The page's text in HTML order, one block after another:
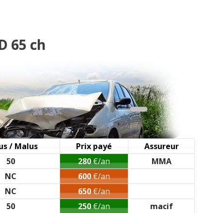
2000 230000KM(0 )
alizé, 5 portes(0 )
/ 170 000 km / 199(2 )
65 ch
/ Malus Prix payé
Assureur
50 280€/an
MMA
NC 600€/an
NC 650€/an
50 250€/an
macif